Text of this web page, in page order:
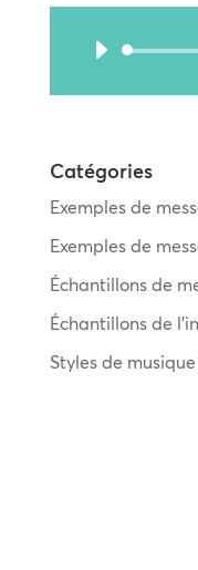
Catégories
Exemples de
Exemples de
Échantillons de
Échantillons de
Styles de